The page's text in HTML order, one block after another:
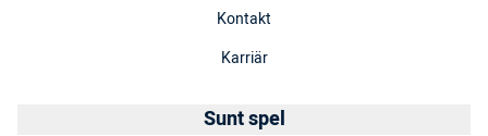
Kontakt
Karriär
Sunt spel